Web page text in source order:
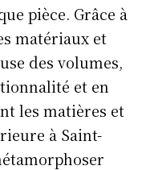
pièce. Grâce à
matériaux et
des volumes,
et en
les matières et
à Saint-